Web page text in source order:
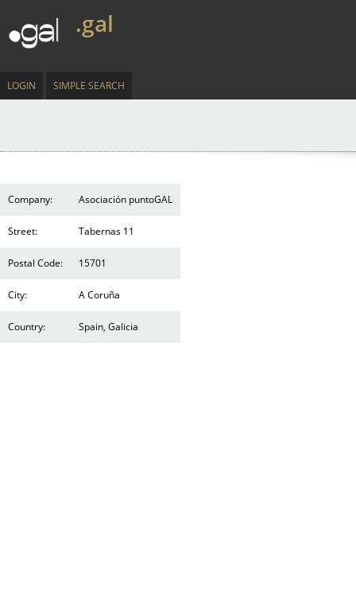
.gal
LOGIN SIMPLE SEARCH
Company: Asociación puntoGAL
Street: Tabernas 11
Postal Code: 15701
City: A Coruña
Country: Spain, Galicia